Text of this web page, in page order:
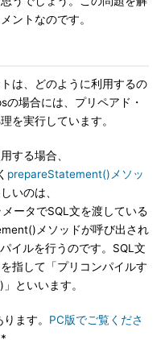
ントなのです。
は、どのように利用するの
場合には、プリペアド・
を実行しています。
する場合、
prepareStatement()メソッ
いのは、
ータでSQL文を渡している
メソッドが呼び出され
イルを行うのです。SQL文
指して「プリコンパイルす
といいます。
ます。 PC版でご覧くださ